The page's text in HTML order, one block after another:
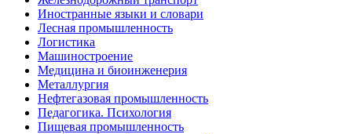
Иностранные языки и словари
Лесная промышленность
Логистика
Машиностроение
Медицина и биоинженерия
Металлургия
Нефтегазовая промышленность
Педагогика. Психология
Пищевая промышленность